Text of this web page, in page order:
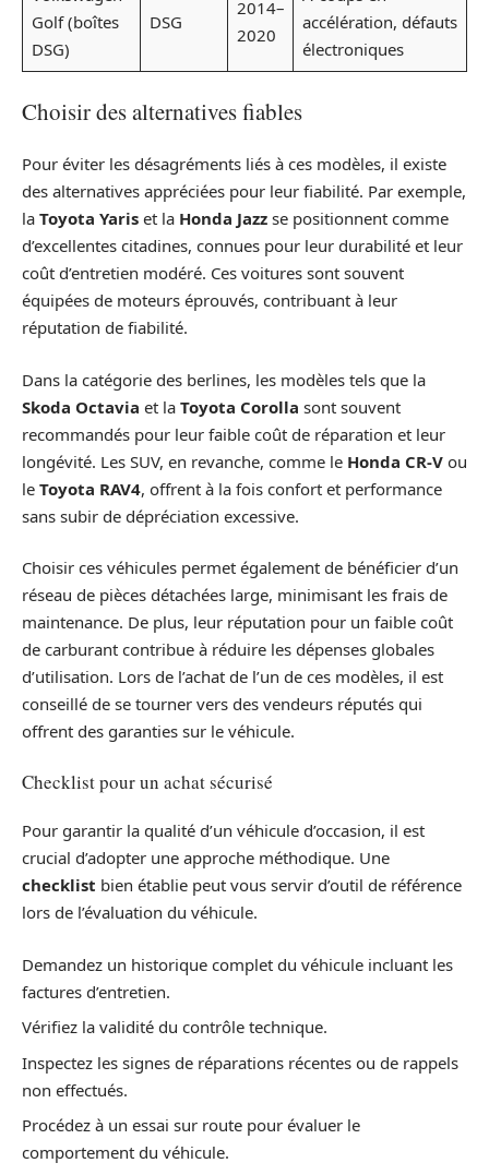
Golf (boîtes
DSG)
DSG
2014–
2020
accélération, défauts
électroniques
Choisir des alternatives fiables
Pour éviter les désagréments liés à ces modèles, il existe
des alternatives appréciées pour leur fiabilité. Par exemple,
la Toyota Yaris et la Honda Jazz se positionnent comme
d’excellentes citadines, connues pour leur durabilité et leur
coût d’entretien modéré. Ces voitures sont souvent
équipées de moteurs éprouvés, contribuant à leur
réputation de fiabilité.
Dans la catégorie des berlines, les modèles tels que la
Skoda Octavia et la Toyota Corolla sont souvent
recommandés pour leur faible coût de réparation et leur
longévité. Les SUV, en revanche, comme le Honda CR-V ou
le Toyota RAV4, offrent à la fois confort et performance
sans subir de dépréciation excessive.
Choisir ces véhicules permet également de bénéficier d’un
réseau de pièces détachées large, minimisant les frais de
maintenance. De plus, leur réputation pour un faible coût
de carburant contribue à réduire les dépenses globales
d’utilisation. Lors de l’achat de l’un de ces modèles, il est
conseillé de se tourner vers des vendeurs réputés qui
offrent des garanties sur le véhicule.
Checklist pour un achat sécurisé
Pour garantir la qualité d’un véhicule d’occasion, il est
crucial d’adopter une approche méthodique. Une
checklist bien établie peut vous servir d’outil de référence
lors de l’évaluation du véhicule.
Demandez un historique complet du véhicule incluant les
factures d’entretien.
Vérifiez la validité du contrôle technique.
Inspectez les signes de réparations récentes ou de rappels
non effectués.
Procédez à un essai sur route pour évaluer le
comportement du véhicule.